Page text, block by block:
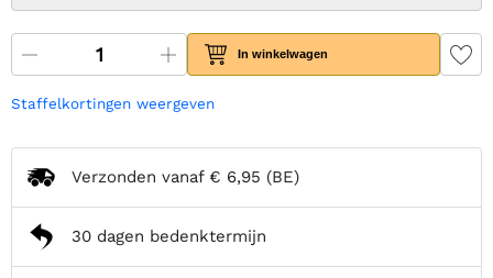
In winkelwagen
Staffelkortingen weergeven
Verzonden vanaf € 6,95 (BE)
30 dagen bedenktermijn